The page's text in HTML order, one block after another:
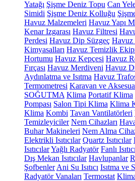
Yatağı Şişme Deniz Topu Can
Simidi Şişme Deniz Kolluğu
Havuz Malzemeleri Havuz Yapı
Kenar Izgarası Havuz Filtresi
Perdesi Havuz Dip Süzgeç Havuz
Kimyasalları Havuz Temizlik
Hortumu Havuz Kepçesi Havuz
Fırçası Havuz Merdiveni Havuz
Aydınlatma ve Isıtma Havuz
Termometresi Karavan ve
SOĞUTMA Klima Portatif Klima
Pompası Salon Tipi Klima Klima
Klima Kombi Tavan Vantilatörleri
Temizleyiciler Nem Cihazları
Buhar Makineleri Nem Alma
Elektrikli Isıtıcılar Quartz Isıtıcılar
IsıtıcılarYağlı Radyatör Fanlı
Dış Mekan Isıtıcılar Havlupanlar
Şofbenler Ani Su Isıtıcı Isıtma ve
Radyatör Vanaları Termostat